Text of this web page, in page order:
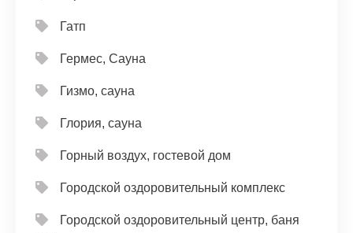
Гатп
Гермес, Сауна
Гизмо, сауна
Глория, сауна
Горный воздух, гостевой дом
Городской оздоровительный комплекс
Городской оздоровительный центр, баня